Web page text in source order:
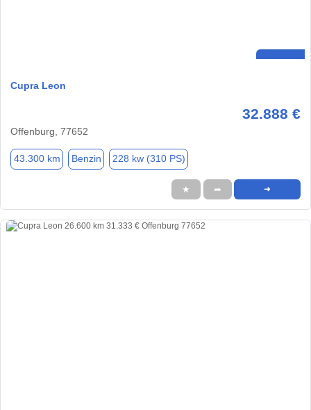
Cupra Leon
32.888 €
Offenburg, 77652
43.300 km Benzin 228 kw (310 PS)
★ ➦ ➜